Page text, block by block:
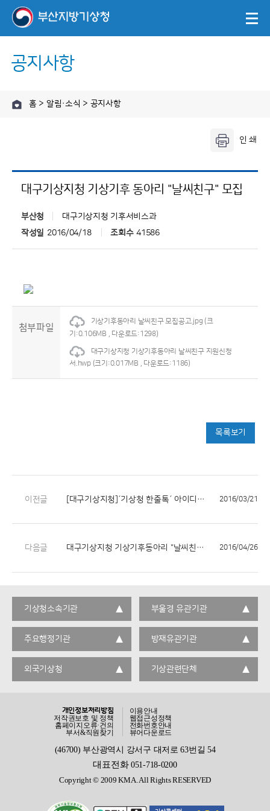
공지사항
홈 > 알림·소식 > 공지사항
대구기상지청 기상기후 동아리 "날씨친구" 모집
부산청
대구기상지청 기후서비스과
작성일 2016/04/18 조회수 41586
첨부파일
기상기후동아리 날씨친구 모집공고.jpg (크
기:0.106MB , 다운로드:1298)
대구기상지청 기상기후동아리 날씨친구 지원신청
서.hwp (크기:0.017MB , 다운로드:1186)
목록보기
이전글 [대구기상지청]´기상청 한줄톡´ 아이디어 공모전 입상작 발표 2016/03/21
다음글 대구기상지청 기상기후동아리 "날씨친구" 모집기간 연장 안내 2016/04/26
기상청소속기관 부울경 유관기관
주요행정기관 방재유관기관
외국기상청 기상관련단체
개인정보처리방침
이용안내
저작권보호 및 정책
웹접근성정책
홈페이지오류·건의
전화번호안내
부서&직원찾기
뷰어다운로드
(46700) 부산광역시 강서구 대저로 63번길 54
대표전화051-718-0200
Copyright © 2009 KMA. All Rights RESERVED